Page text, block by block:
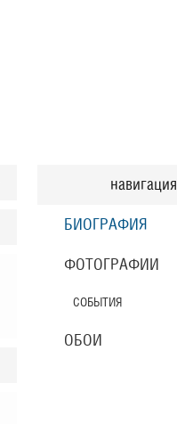
навигация
БИОГРАФИЯ
ФОТОГРАФИИ
СОБЫТИЯ
ОБОИ